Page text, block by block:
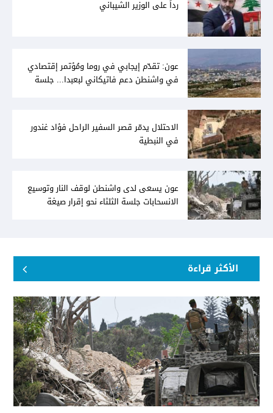
رداً على الوزير الشيباني
عون: تقدّم إيجابي في روما ومُؤتمر إقتصادي
في واشنطن دعم فاتيكاني لبعبدا... جلسة
الاحتلال يدمّر قصر السفير الراحل فؤاد غندور
في النبطية
عون يسعى لدى واشنطن لوقف النار وتوسيع
الانسحابات جلسة الثلثاء نحو إقرار صيغة
الأكثر قراءة